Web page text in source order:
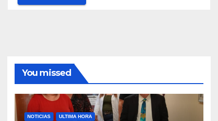
You missed
NOTICIAS ULTIMA HORA